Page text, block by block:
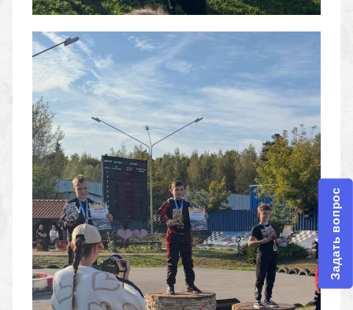
Задать вопрос